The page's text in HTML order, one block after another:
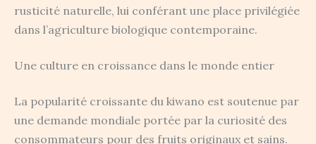
rusticité naturelle, lui conférant une place privilégiée
dans l’agriculture biologique contemporaine.
Une culture en croissance dans le monde entier
La popularité croissante du kiwano est soutenue par
une demande mondiale portée par la curiosité des
consommateurs pour des fruits originaux et sains.